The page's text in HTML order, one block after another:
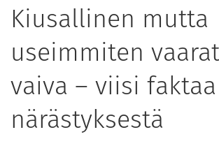
Kiusallinen mutta
useimmiten
vaiva – viisi faktaa
närästyksestä